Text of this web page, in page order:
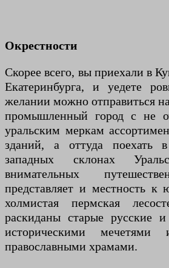
Окрестности
Скорее всего, вы приехали в
Екатеринбурга, и уедете
желании можно отправиться
промышленный город с не
уральским меркам
зданий, а оттуда поехать
западных склонах
внимательных
представляет и местность
холмистая пермская
раскиданы старые русские
историческими мечетями
православными храмами.